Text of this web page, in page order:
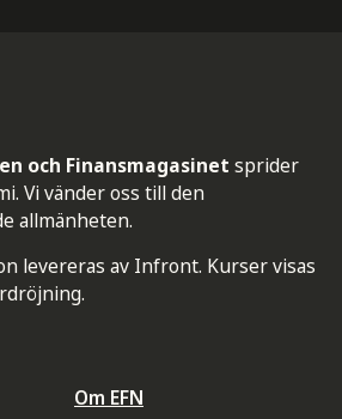
och Finansmagasinet sprider
Vi vänder oss till den
allmänheten.
levereras av Infront. Kurser visas
Om EFN